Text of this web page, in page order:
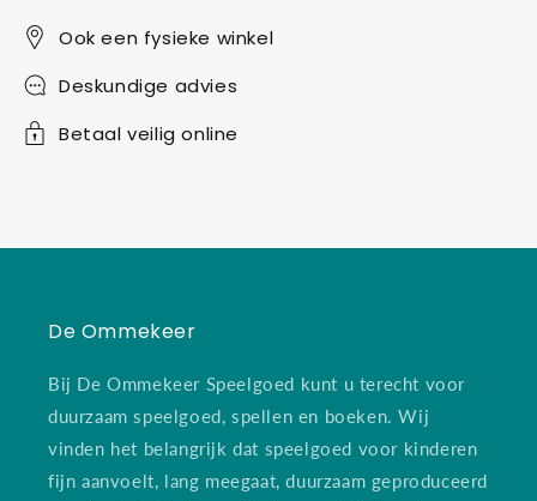
Ook een fysieke winkel
Deskundige advies
Betaal veilig online
De Ommekeer
Bij De Ommekeer Speelgoed kunt u terecht voor
duurzaam speelgoed, spellen en boeken. Wij
vinden het belangrijk dat speelgoed voor kinderen
fijn aanvoelt, lang meegaat, duurzaam geproduceerd